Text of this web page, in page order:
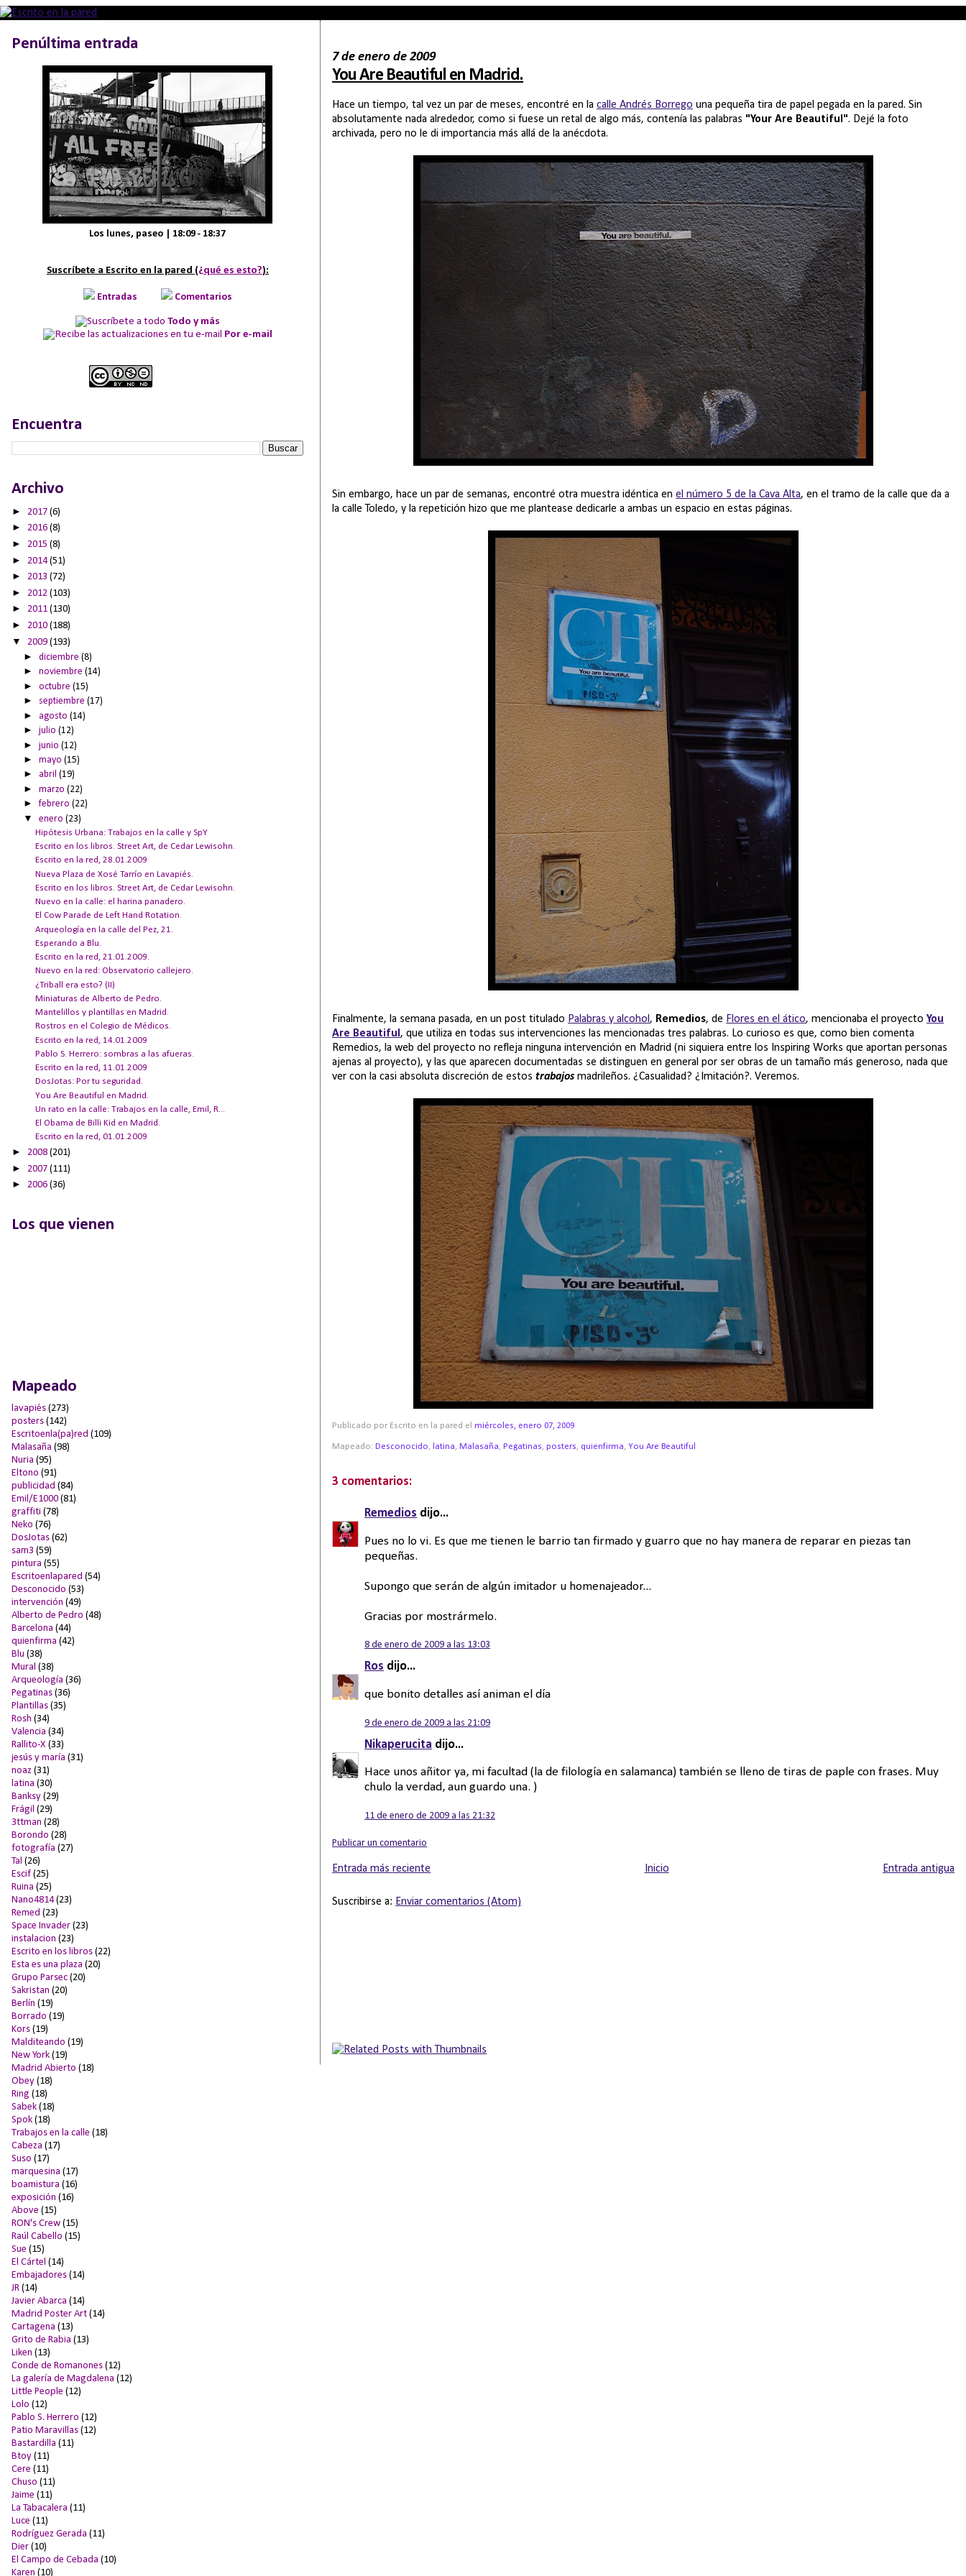
7 de enero de 2009
You Are Beautiful en Madrid.
Hace un tiempo, tal vez un par de meses, encontré en lacalle Andrés Borrego una pequeña tira de papel pegada en la pared. Sin
absolutamente nada alrededor, como si fuese un retal de algo más, contenía las palabras "Your Are Beautiful". Dejé la foto
archivada, pero no le di importancia más allá de la anécdota.
Sin embargo, hace un par de semanas, encontré otra muestra idéntica enel número 5 de la Cava Alta, en el tramo de la calle que da a
la calle Toledo, y la repetición hizo que me plantease dedicarle a ambas un espacio en estas páginas.
Finalmente, la semana pasada, en un post titulado Palabras y alcohol , Remedios, de Flores en el ático, mencionaba el proyectoYou
Are Beautiful , que utiliza en todas sus intervenciones las mencionadas tres palabras. Lo curioso es que, como bien comenta
Remedios, la web del proyecto no refleja ninguna intervención en Madrid (ni siquiera entre los Inspiring Works que aportan personas
ajenas al proyecto), y las que aparecen documentadas se distinguen en general por ser obras de un tamaño más generoso, nada que
ver con la casi absoluta discreción de estostrabajosmadrileños. ¿Casualidad? ¿Imitación?. Veremos.
Publicado por Escrito en la pared elmiércoles, enero 07, 2009
Mapeado:Desconocido, latina,Malasaña,Pegatinas,posters, quienfirma,You Are Beautiful
3 comentarios:
Remedios dijo...
Pues no lo vi. Es que me tienen le barrio tan firmado y guarro que no hay manera de reparar en piezas tan
pequeñas.
Supongo que serán de algún imitador u homenajeador...
Gracias por mostrármelo.
8 de enero de 2009 a las 13:03
Ros dijo...
que bonito detalles así animan el día
9 de enero de 2009 a las 21:09
Nikaperucita dijo...
Hace unos añitor ya, mi facultad (la de filología en salamanca) también se lleno de tiras de paple con frases. Muy
chulo la verdad, aun guardo una. )
11 de enero de 2009 a las 21:32
Publicar un comentario
Entrada más reciente Entrada antigua
Inicio
Suscribirse a: Enviar comentarios (Atom)
Penúltima entrada
Los lunes, paseo | 18:09 - 18:37
Suscríbete a Escrito en la pared (¿qué es esto?):
Entradas Comentarios
Todo y más
Por e-mail
Encuentra
Archivo
► 2017 (6)
► 2016 (8)
► 2015 (8)
► 2014(51)
► 2013 (72)
► 2012 (103)
► 2011 (130)
► 2010 (188)
▼ 2009 (193)
►diciembre(8)
►noviembre(14)
►octubre(15)
► septiembre(17)
► agosto(14)
►julio(12)
►junio(12)
►mayo(15)
► abril(19)
►marzo(22)
►febrero(22)
▼enero(23)
Hipótesis Urbana: Trabajos en la calle y SpY
Escrito en los libros. Street Art, de Cedar Lewisohn.
Escrito en la red, 28.01.2009
Nueva Plaza de Xosé Tarrío en Lavapiés.
Escrito en los libros. Street Art, de Cedar Lewisohn.
Nuevo en la calle: el harina panadero.
El Cow Parade de Left Hand Rotation.
Arqueología en la calle del Pez, 21.
Esperando a Blu.
Escrito en la red, 21.01.2009.
Nuevo en la red: Observatorio callejero.
¿Triball era esto? (II)
Miniaturas de Alberto de Pedro.
Mantelillos y plantillas en Madrid.
Rostros en el Colegio de Médicos.
Escrito en la red, 14.01.2009
Pablo S. Herrero: sombras a las afueras.
Escrito en la red, 11.01.2009
DosJotas: Por tu seguridad.
You Are Beautiful en Madrid.
Un rato en la calle: Trabajos en la calle, Emil, R...
El Obama de Billi Kid en Madrid.
Escrito en la red, 01.01.2009
► 2008 (201)
► 2007 (111)
► 2006 (36)
Los que vienen
Mapeado
lavapiés (273)
posters (142)
Escritoenla(pa)red (109)
Malasaña (98)
Nuria (95)
Eltono (91)
publicidad (84)
Emil/E1000 (81)
graffiti (78)
Neko (76)
DosJotas (62)
sam3 (59)
pintura (55)
Escritoenlapared (54)
Desconocido (53)
intervención (49)
Alberto de Pedro (48)
Barcelona (44)
quienfirma (42)
Blu (38)
Mural (38)
Arqueología (36)
Pegatinas (36)
Plantillas (35)
Rosh (34)
Valencia (34)
Rallito-X (33)
jesús y maría (31)
noaz (31)
latina (30)
Banksy (29)
Frágil (29)
3ttman (28)
Borondo (28)
fotografía (27)
Tal (26)
Escif (25)
Ruina (25)
Nano4814 (23)
Remed (23)
Space Invader (23)
instalacion (23)
Escrito en los libros (22)
Esta es una plaza (20)
Grupo Parsec (20)
Sakristan (20)
Berlín (19)
Borrado (19)
Kors (19)
Malditeando (19)
New York (19)
Madrid Abierto (18)
Obey (18)
Ring (18)
Sabek (18)
Spok (18)
Trabajos en la calle (18)
Cabeza (17)
Suso (17)
marquesina (17)
boamistura (16)
exposición (16)
Above (15)
RON's Crew (15)
Raúl Cabello (15)
Sue (15)
El Cártel (14)
Embajadores (14)
JR (14)
Javier Abarca (14)
Madrid Poster Art (14)
Cartagena (13)
Grito de Rabia (13)
Liken (13)
Conde de Romanones (12)
La galería de Magdalena (12)
Little People (12)
Lolo (12)
Pablo S. Herrero (12)
Patio Maravillas (12)
Bastardilla (11)
Btoy (11)
Cere (11)
Chuso (11)
Jaime (11)
La Tabacalera (11)
Luce (11)
Rodríguez Gerada (11)
Dier (10)
El Campo de Cebada (10)
Karen (10)